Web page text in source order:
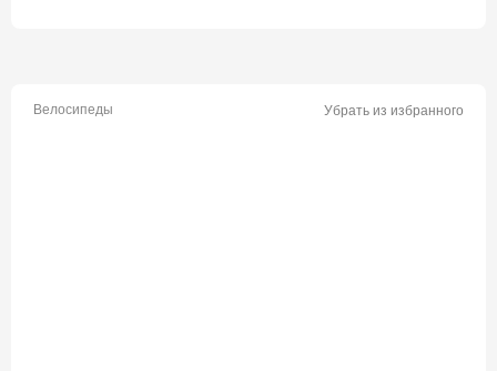
Велосипеды Убрать из избранного